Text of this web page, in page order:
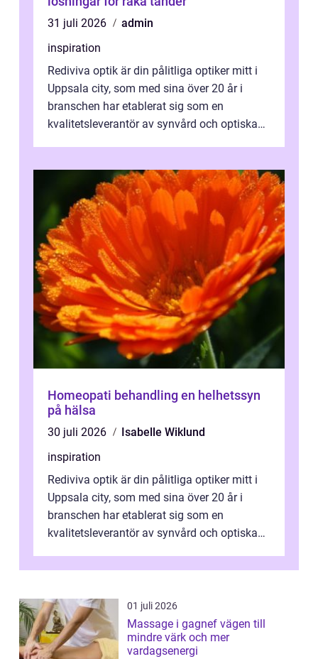
31 juli 2026
admin
inspiration
Rediviva optik är din pålitliga optiker mitt i
Uppsala city, som med sina över 20 år i
branschen har etablerat sig som en
kvalitetsleverantör av synvård och optiska
Homeopati behandling en helhetssyn
på hälsa
30 juli 2026
Isabelle Wiklund
inspiration
Rediviva optik är din pålitliga optiker mitt i
Uppsala city, som med sina över 20 år i
branschen har etablerat sig som en
kvalitetsleverantör av synvård och optiska
01 juli 2026
Massage i gagnef vägen till
mindre värk och mer
vardagsenergi